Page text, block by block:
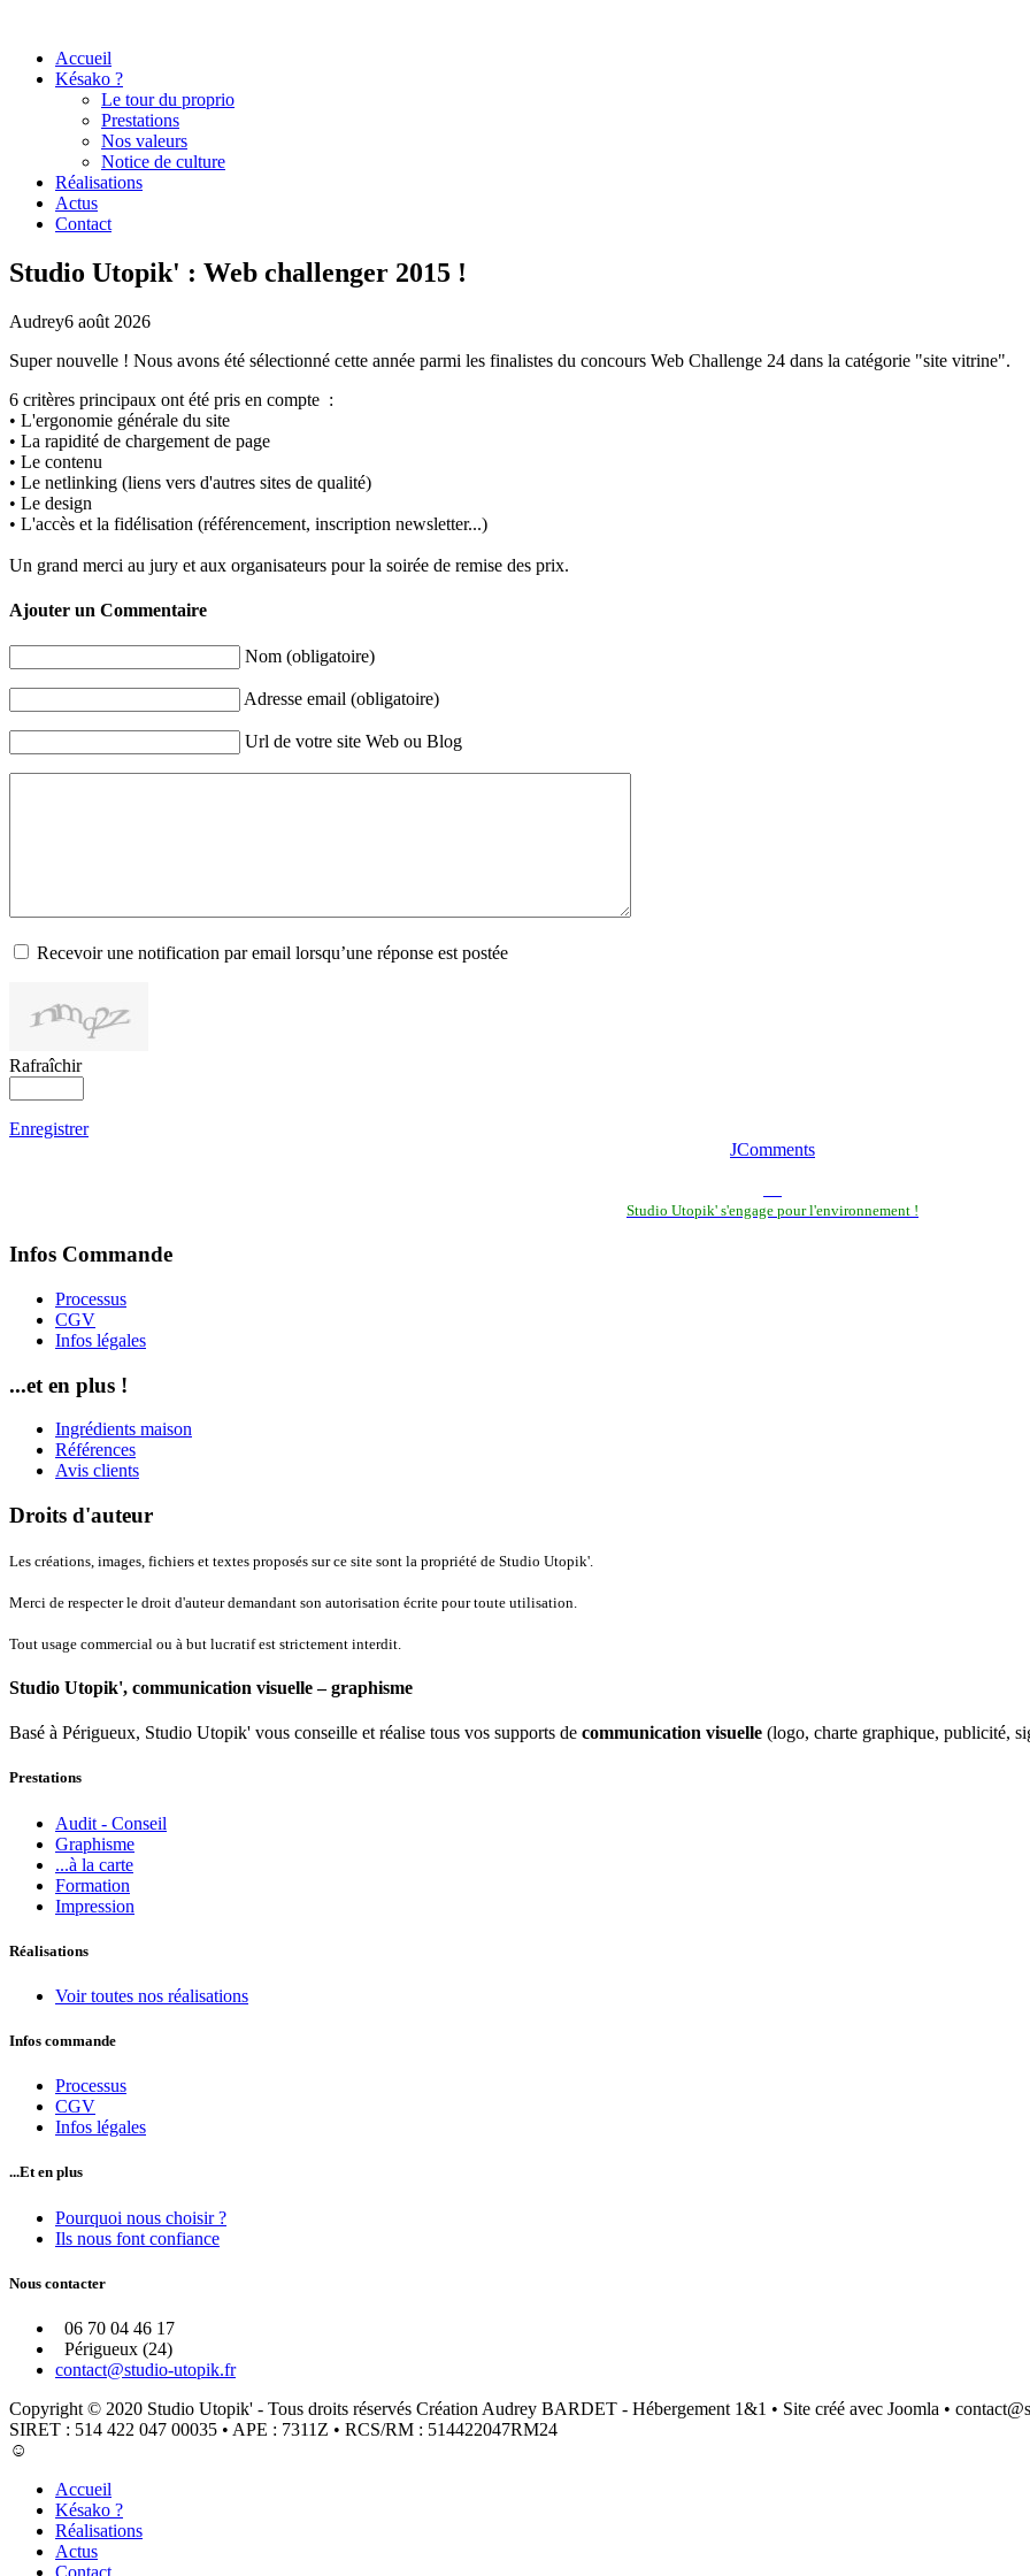
Accueil
Késako ?
Le tour du proprio
Prestations
Nos valeurs
Notice de culture
Réalisations
Actus
Contact
Studio Utopik' : Web challenger 2015 !
Audrey6 août 2026
Super nouvelle ! Nous avons été sélectionné cette année parmi les finalistes du concours Web Challenge 24 dans la catégorie "site vitrine".
6 critères principaux ont été pris en compte :
• L'ergonomie générale du site
• La rapidité de chargement de page
• Le contenu
• Le netlinking (liens vers d'autres sites de qualité)
• Le design
• L'accès et la fidélisation (référencement, inscription newsletter...)
Un grand merci au jury et aux organisateurs pour la soirée de remise des prix.
Ajouter un Commentaire
Nom (obligatoire)
Adresse email (obligatoire)
Url de votre site Web ou Blog
Recevoir une notification par email lorsqu’une réponse est postée
Rafraîchir
Enregistrer
JComments
Studio Utopik' s'engage pour l'environnement !
Infos Commande
Processus
CGV
Infos légales
...et en plus !
Ingrédients maison
Références
Avis clients
Droits d'auteur
Les créations, images, fichiers et textes proposés sur ce site sont la propriété de Studio Utopik'.
Merci de respecter le droit d'auteur demandant son autorisation écrite pour toute utilisation.
Tout usage commercial ou à but lucratif est strictement interdit.
Studio Utopik', communication visuelle – graphisme
Basé à Périgueux, Studio Utopik' vous conseille et réalise tous vos supports de communication visuelle (logo, charte graphique, publicité,
Prestations
Audit - Conseil
Graphisme
...à la carte
Formation
Impression
Réalisations
Voir toutes nos réalisations
Infos commande
Processus
CGV
Infos légales
...Et en plus
Pourquoi nous choisir ?
Ils nous font confiance
Nous contacter
06 70 04 46 17
Périgueux (24)
contact@studio-utopik.fr
Copyright © 2020 Studio Utopik' - Tous droits réservés Création Audrey BARDET - Hébergement 1&1 • Site créé avec Joomla •
SIRET : 514 422 047 00035 • APE : 7311Z • RCS/RM : 514422047RM24
☺
Accueil
Késako ?
Réalisations
Actus
Contact